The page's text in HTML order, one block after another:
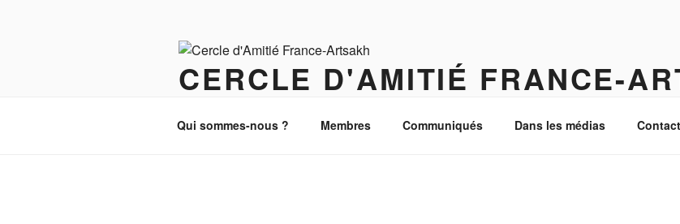
CERCLE D'AMITIÉ FRANCE-
Qui sommes-nous ? Membres Communiqués Dans les médias